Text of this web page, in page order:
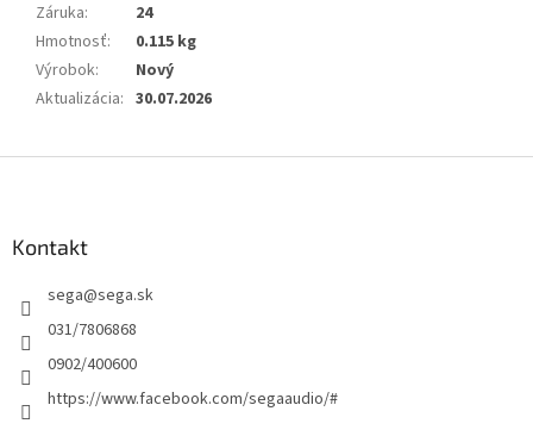
Záruka:
24
Hmotnosť:
0.115 kg
Výrobok:
Nový
Aktualizácia: 30.07.2026
Kontakt
sega@sega.sk
031/7806868
0902/400600
https://www.facebook.com/segaaudio/#